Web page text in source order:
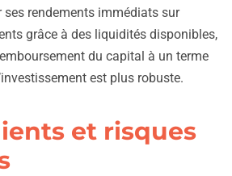
ses rendements immédiats sur
grâce à des liquidités disponibles,
du capital à un terme
est plus robuste.
et risques